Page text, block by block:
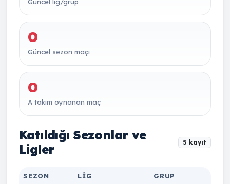
0
Güncel sezon maçı
0
A takım oynanan maç
Katıldığı Sezonlar ve
Ligler
5 kayıt
SEZON LIG GRUP